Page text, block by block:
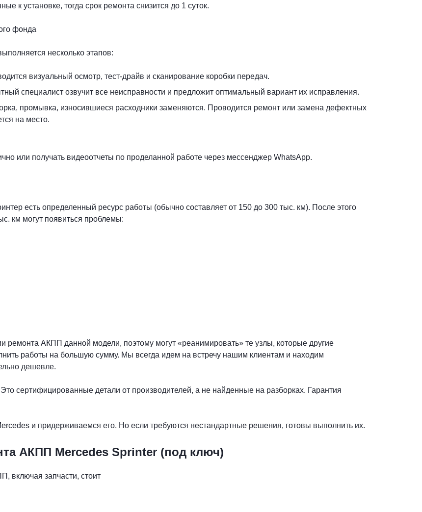
к установке, тогда срок ремонта снизится до 1 суток.
фонда
несколько этапов:
визуальный осмотр, тест-драйв и сканирование коробки передач.
специалист озвучит все неисправности и предложит оптимальный вариант их исправления.
промывка, износившиеся расходники заменяются. Проводится ремонт или замена дефектных
на место.
или получать видеоотчеты по проделанной работе через мессенджер WhatsApp.
есть определенный ресурс работы (обычно составляет от 150 до 300 тыс. км). После этого
км могут появиться проблемы:
АКПП данной модели, поэтому могут «реанимировать» те узлы, которые другие
работы на большую сумму. Мы всегда идем на встречу нашим клиентам и находим
дешевле.
сертифицированные детали от производителей, а не найденные на разборках. Гарантия
и придерживаемся его. Но если требуются нестандартные решения, готовы выполнить их.
АКПП Mercedes Sprinter (под ключ)
включая запчасти, стоит